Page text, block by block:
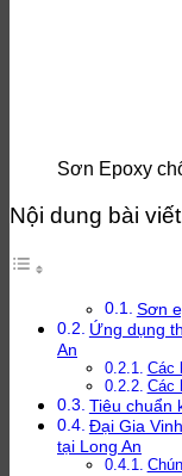
Sơn Epoxy
Nội dung bài viết
Sơn
Ứng dụng
An
Các
Các
Tiêu chuẩn
Đại Gia
tại Long An